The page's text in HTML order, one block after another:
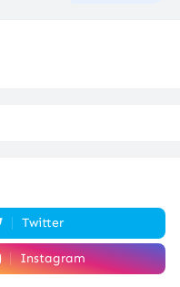
Twitter
Instagram